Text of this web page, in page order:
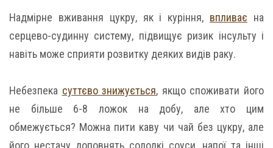
Надмірне вживання цукру, як і куріння, впливає на
серцево-судинну систему, підвищує ризик інсульту і
навіть може сприяти розвитку деяких видів раку.
Небезпека суттєво знижується, якщо споживати його
не більше 6-8 ложок на добу, але хто цим
обмежується? Можна пити каву чи чай без цукру, але
його нестачу доповнять солодкі соуси, напої та інші